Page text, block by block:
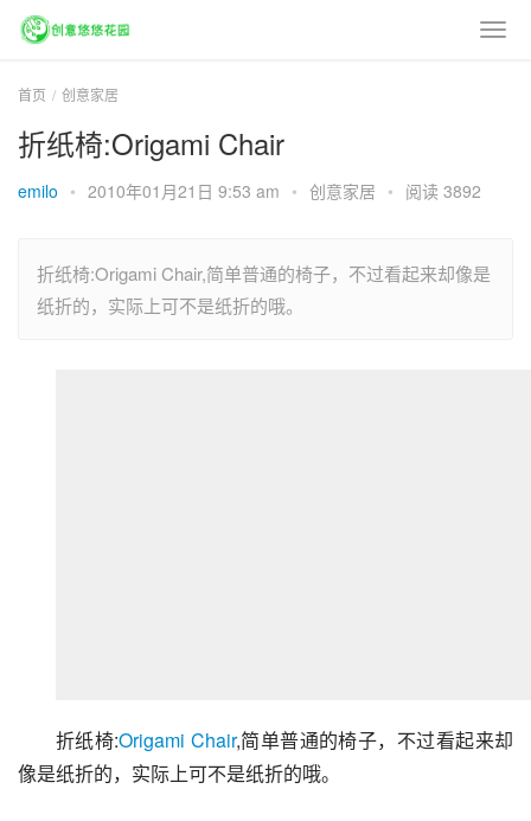
首页 创意家居
折纸椅:Origami Chair
emilo • 2010年01月21日 9:53 am • 创意家居 • 阅读 3892
折纸椅:Origami Chair,简单普通的椅子，不过看起来却像是
纸折的，实际上可不是纸折的哦。
折纸椅:Origami Chair,简单普通的椅子，不过看起来却
像是纸折的，实际上可不是纸折的哦。